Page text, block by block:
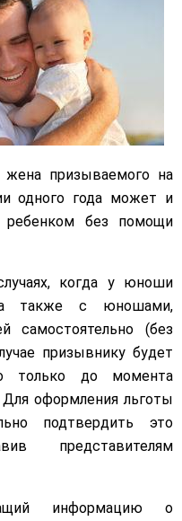
жена призываемого на
одного года может и
ребенком без помощи
когда у юноши
а также с юношами,
самостоятельно (без
призывнику будет
только до момента
Для оформления льготы
подтвердить это
представителям
информацию о